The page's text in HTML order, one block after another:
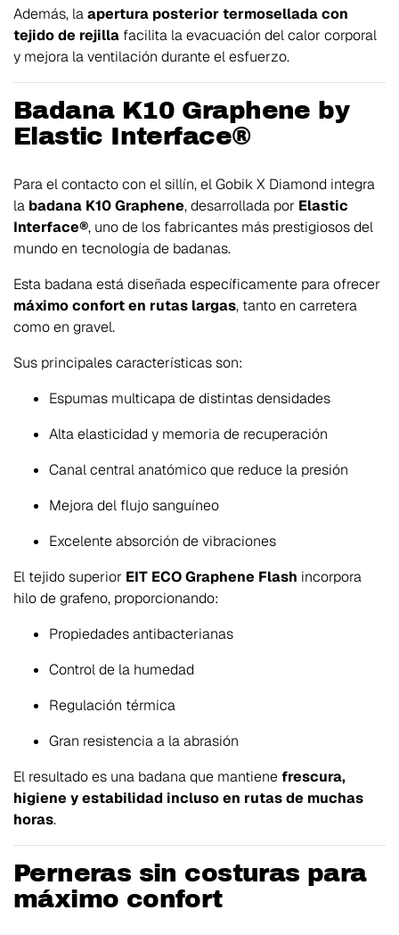
Además, laapertura posterior termosellada con
tejido de rejilla facilita la evacuación del calor corporal
y mejora la ventilación durante el esfuerzo.
Badana K10 Graphene by
Elastic Interface®
Para el contacto con el sillín, el Gobik X Diamond integra
la badana K10 Graphene, desarrollada por Elastic
Interface®, uno de los fabricantes más prestigiosos del
mundo en tecnología de badanas.
Esta badana está diseñada específicamente para ofrecer
máximo confort en rutas largas, tanto en carretera
como en gravel.
Sus principales características son:
Espumas multicapa de distintas densidades
Alta elasticidad y memoria de recuperación
Canal central anatómico que reduce la presión
Mejora del flujo sanguíneo
Excelente absorción de vibraciones
El tejido superior EIT ECO Graphene Flash incorpora
hilo de grafeno, proporcionando:
Propiedades antibacterianas
Control de la humedad
Regulación térmica
Gran resistencia a la abrasión
El resultado es una badana que mantienefrescura,
higiene y estabilidad incluso en rutas de muchas
horas.
Perneras sin costuras para
máximo confort